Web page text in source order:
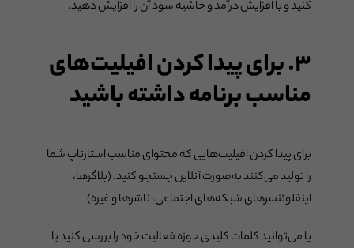
کنید و با افزایش درآمد و حاشیه سود آن را افزایش دهید.
۳. برای پیدا کردن افیلیت‌های
مناسب برنامه داشته باشید
برای پیدا کردن افیلیت‌هایی که محتوای مناسب استارتاپ شما
را تولید می‌کنند به‌صورت آنلاین جستجو کنید. (بلاگرها،
اینفلوئنسرهای شبکه‌های اجتماعی،‌ ناشرها و غیره)
یا می‌توانید کلمات کلیدی حوزه فعالیت خود را بررسی کنید یا